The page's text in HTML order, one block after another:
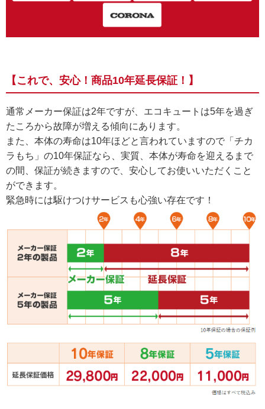
【これで、安心！商品10年延長保証！】
通常メーカー保証は2年ですが、エコキュートは5年を過ぎ
たころから故障が増える傾向にあります。
また、本体の寿命は10年ほどと言われていますので「チカ
ラもち」の10年保証なら、実質、本体が寿命を迎えるまで
の間、保証が続きますので、安心してお使いいただくこと
ができます。
緊急時には駆けつけサービスも心強い存在です！